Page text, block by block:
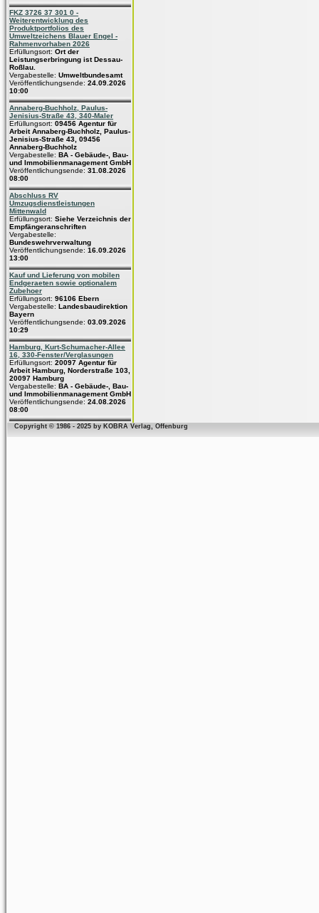
FKZ 3726 37 301 0 -
Weiterentwicklung des
Produktportfolios des
Umweltzeichens Blauer Engel -
Rahmenvorhaben 2026
Erfüllungsort: Ort der
Leistungserbringung ist Dessau-
Roßlau.
Vergabestelle: Umweltbundesamt
Veröffentlichungsende: 24.09.2026
10:00
Annaberg-Buchholz, Paulus-
Jenisius-Straße 43, 340-Maler
Erfüllungsort: 09456 Agentur für
Arbeit Annaberg-Buchholz, Paulus-
Jenisius-Straße 43, 09456
Annaberg-Buchholz
Vergabestelle: BA - Gebäude-, Bau-
und Immobilienmanagement GmbH
Veröffentlichungsende: 31.08.2026
08:00
Abschluss RV
Umzugsdienstleistungen
Mittenwald
Erfüllungsort: Siehe Verzeichnis der
Empfängeranschriften
Vergabestelle:
Bundeswehrverwaltung
Veröffentlichungsende: 16.09.2026
13:00
Kauf und Lieferung von mobilen
Endgeraeten sowie optionalem
Zubehoer
Erfüllungsort: 96106 Ebern
Vergabestelle: Landesbaudirektion
Bayern
Veröffentlichungsende: 03.09.2026
10:29
Hamburg, Kurt-Schumacher-Allee
16, 330-Fenster/Verglasungen
Erfüllungsort: 20097 Agentur für
Arbeit Hamburg, Norderstraße 103,
20097 Hamburg
Vergabestelle: BA - Gebäude-, Bau-
und Immobilienmanagement GmbH
Veröffentlichungsende: 24.08.2026
08:00
Copyright © 1986 - 2025 by KOBRA Verlag, Offenburg